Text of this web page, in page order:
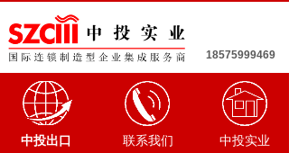
18575999469
中投实业
中投出口 联系我们